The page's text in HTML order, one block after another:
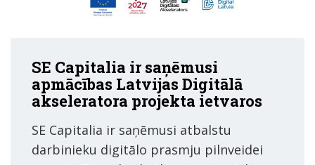
SE Capitalia ir saņēmusi
apmācības Latvijas Digitālā
akseleratora projekta ietvaros
SE Capitalia ir saņēmusi atbalstu
darbinieku digitālo prasmju pilnveidei